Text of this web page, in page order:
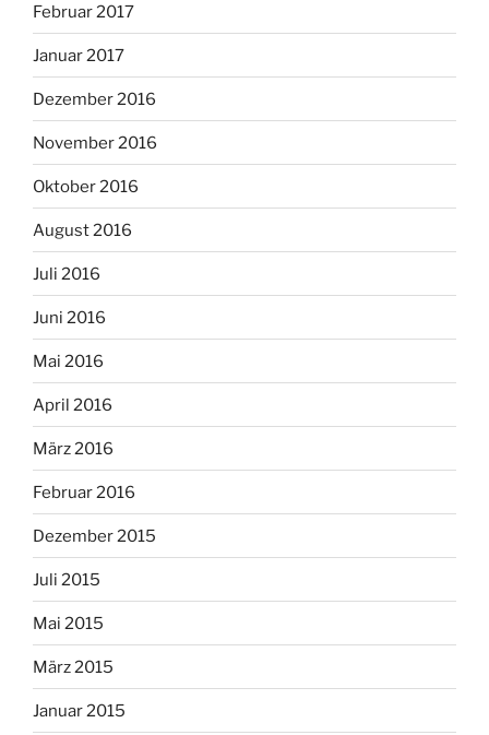
Februar 2017
Januar 2017
Dezember 2016
November 2016
Oktober 2016
August 2016
Juli 2016
Juni 2016
Mai 2016
April 2016
März 2016
Februar 2016
Dezember 2015
Juli 2015
Mai 2015
März 2015
Januar 2015